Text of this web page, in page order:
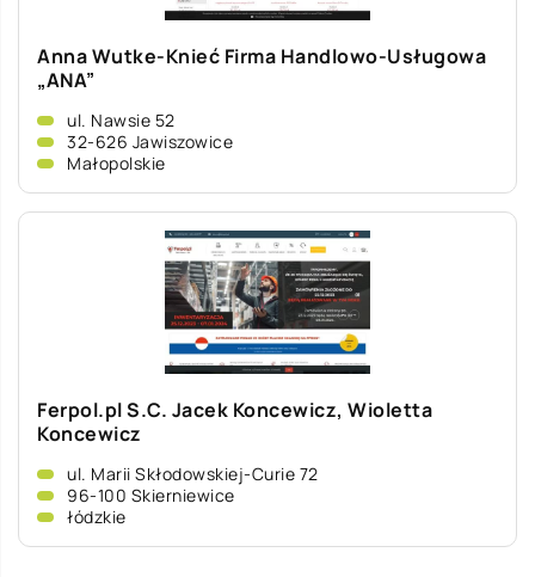
Anna Wutke-Knieć Firma Handlowo-Usługowa
„ANA”
ul. Nawsie 52
32-626 Jawiszowice
Małopolskie
Ferpol.pl S.C. Jacek Koncewicz, Wioletta
Koncewicz
ul. Marii Skłodowskiej-Curie 72
96-100 Skierniewice
łódzkie